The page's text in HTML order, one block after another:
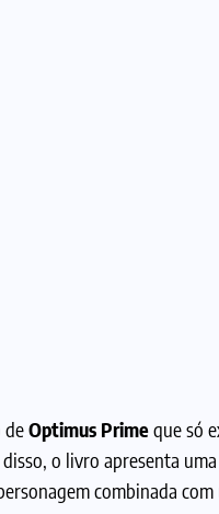
deOptimus Primeque só
o livro apresenta
combinada com